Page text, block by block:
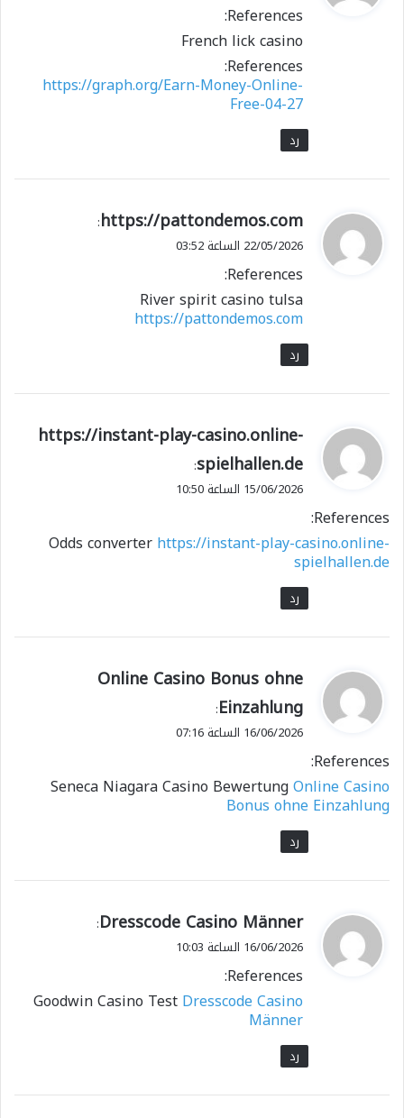
ل
References:
French lick casino
References:
https://graph.org/Earn-Money-Online-
Free-04-27
رد
ي
ق
ل
https://pattondemos.com
:
22/05/2026 الساعة 03:52
References:
River spirit casino tulsa
https://pattondemos.com
رد
ي
و
ل
https://instant-play-casino.online-
spielhallen.de
:
15/06/2026 الساعة 10:50
References:
Odds converterhttps://instant-play-casino.online-
spielhallen.de
رد
ي
و
ل
Online Casino Bonus ohne
Einzahlung
:
16/06/2026 الساعة 07:16
References:
Seneca Niagara Casino BewertungOnline Casino
Bonus ohne Einzahlung
رد
ي
ق
ل
Dresscode Casino Männer
:
16/06/2026 الساعة 10:03
References:
Goodwin Casino TestDresscode Casino
Männer
رد